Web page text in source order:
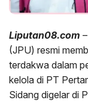
Liputan08.com
(JPU) resmi
terdakwa dalam
kelola di PT
Sidang digelar di